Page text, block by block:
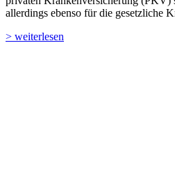
allerdings ebenso für die gesetzliche
> weiterlesen